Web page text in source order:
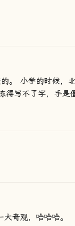
。 小学的时候，
得写不了字，手是
奇观，哈哈哈。